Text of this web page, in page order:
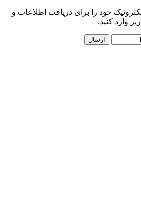
خود را برای دریافت اطلاعات و
وارد کنید.